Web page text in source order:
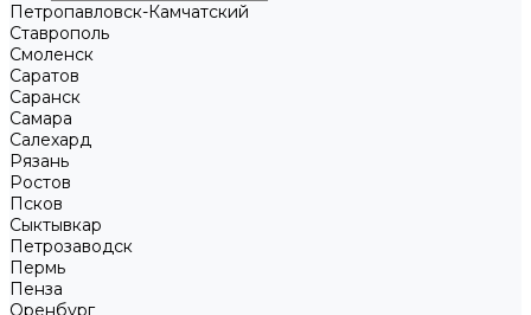
Петропавловск-Камчатский
Ставрополь
Смоленск
Саратов
Саранск
Самара
Салехард
Рязань
Ростов
Псков
Сыктывкар
Петрозаводск
Пермь
Пенза
Оренбург